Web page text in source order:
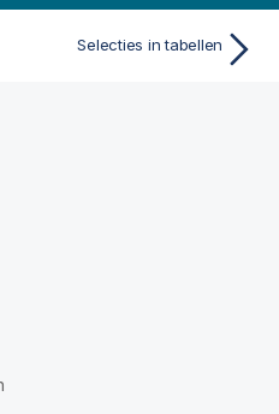
Selecties in tabellen